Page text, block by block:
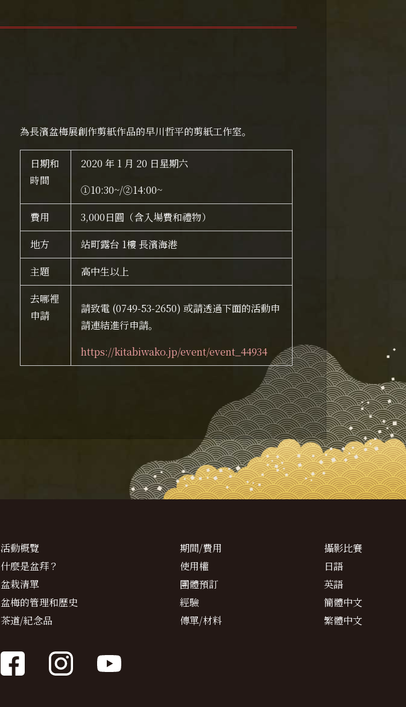
為長濱盆梅展創作剪紙作品的早川哲平的剪紙工作室。
日期和
時間
2020 年 1 月 20 日星期六
①10:30~/②14:00~
費用
3,000日圓（含入場費和禮物）
地方
站町露台 1樓 長濱海港
主題
高中生以上
去哪裡
申請
請致電 (0749-53-2650) 或請透過下面的活動申
請連結進行申請。
https://kitabiwako.jp/event/event_44934
活動概覽
什麼是盆拜？
盆栽清單
盆梅的管理和歷史
茶道/紀念品
期間/費用
使用權
團體預訂
經驗
傳單/材料
攝影比賽
日語
英語
簡體中文
繁體中文